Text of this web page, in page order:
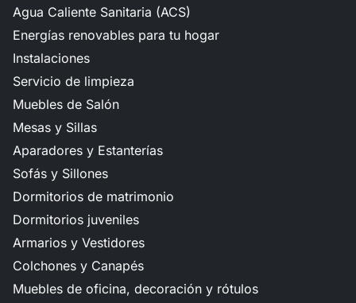
Agua Caliente Sanitaria (ACS)
Energías renovables para tu hogar
Instalaciones
Servicio de limpieza
Muebles de Salón
Mesas y Sillas
Aparadores y Estanterías
Sofás y Sillones
Dormitorios de matrimonio
Dormitorios juveniles
Armarios y Vestidores
Colchones y Canapés
Muebles de oficina, decoración y rótulos